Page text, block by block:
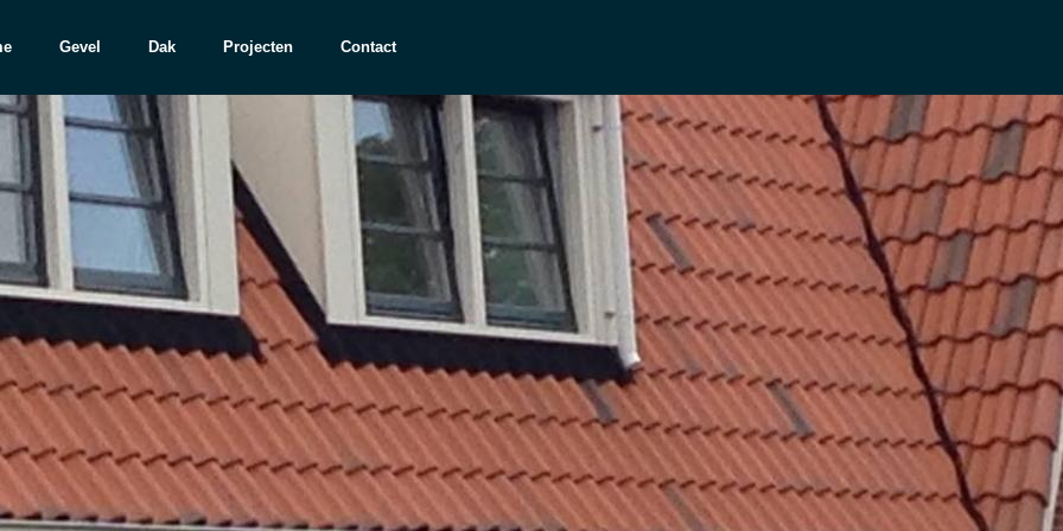
Gevel Dak Projecten Contact